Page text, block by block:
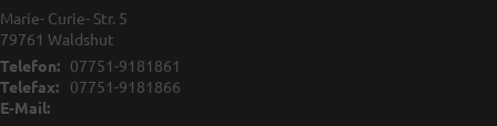
Marie- Curie- Str. 5
79761 Waldshut
Telefon:
07751-9181861
Telefax:
07751-9181866
E-Mail: